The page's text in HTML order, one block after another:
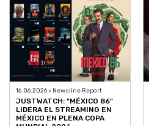
16.06.2026 > Newsline Report
JUSTWATCH: "MÉXICO 86"
LIDERA EL STREAMING EN
MÉXICO EN PLENA COPA